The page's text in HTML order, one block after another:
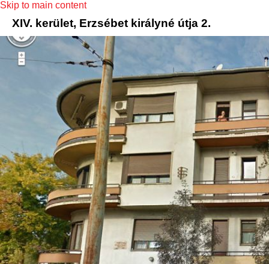
Skip to main content
XIV. kerület, Erzsébet királyné útja 2.